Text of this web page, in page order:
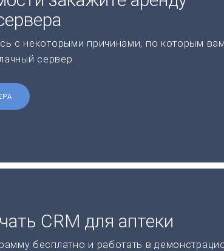
с некоторыми причинами, по которым вам
сервер.
CRM для аптеки
бесплатно и работать в